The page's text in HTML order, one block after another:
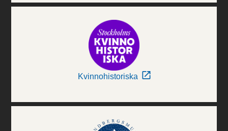
Kvinnohistoriska